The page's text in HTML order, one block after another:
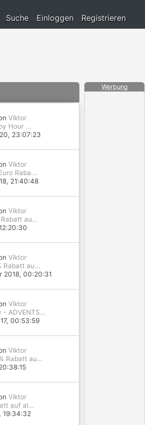
Suche Einloggen Registrieren
Viktor
Hour ...
23:07:23
Viktor
Raba...
21:40:48
Viktor
au...
Viktor
Rabatt au...
2018, 00:20:31
Viktor
- ADVENTS...
00:53:59
Viktor
Rabatt au...
Viktor
auf al...
19:34:32
Werbung